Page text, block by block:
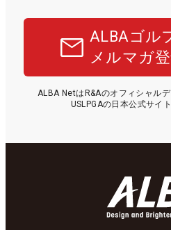
ALBAゴル
メルマガ
ALBA NetはR&Aのオフィシャル
USLPGAの日本公式サイ